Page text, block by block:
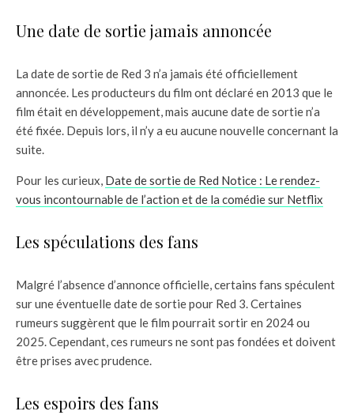
Une date de sortie jamais annoncée
La date de sortie de Red 3 n’a jamais été officiellement
annoncée. Les producteurs du film ont déclaré en 2013 que le
film était en développement, mais aucune date de sortie n’a
été fixée. Depuis lors, il n’y a eu aucune nouvelle concernant la
suite.
Pour les curieux, Date de sortie de Red Notice : Le rendez-
vous incontournable de l’action et de la comédie sur Netflix
Les spéculations des fans
Malgré l’absence d’annonce officielle, certains fans spéculent
sur une éventuelle date de sortie pour Red 3. Certaines
rumeurs suggèrent que le film pourrait sortir en 2024 ou
2025. Cependant, ces rumeurs ne sont pas fondées et doivent
être prises avec prudence.
Les espoirs des fans